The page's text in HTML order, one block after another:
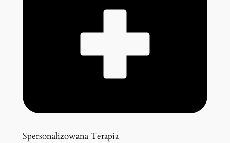
Spersonalizowana Terapia